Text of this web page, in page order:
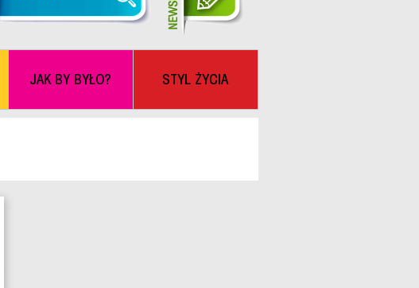
JAK BY BYŁO? STYL ŻYCIA